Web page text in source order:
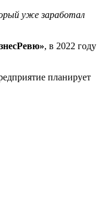
уже заработал
, в 2022 году
планирует